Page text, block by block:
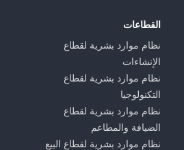
القطاعات
نظام موارد بشرية لقطاع
الإنشاءات
نظام موارد بشرية لقطاع
التكنولوجيا
نظام موارد بشرية لقطاع
الضيافة والمطاعم
نظام موارد بشرية لقطاع البيع